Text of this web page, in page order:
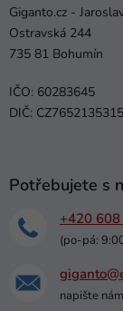
Giganto.cz -
Ostravská 244
735 81 Bohumín
IČO: 60283645
DIČ: CZ7652135315
Potřebujete s
+420
(po-pá:
napište